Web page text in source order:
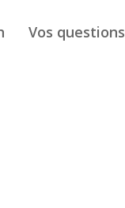
Vos questions